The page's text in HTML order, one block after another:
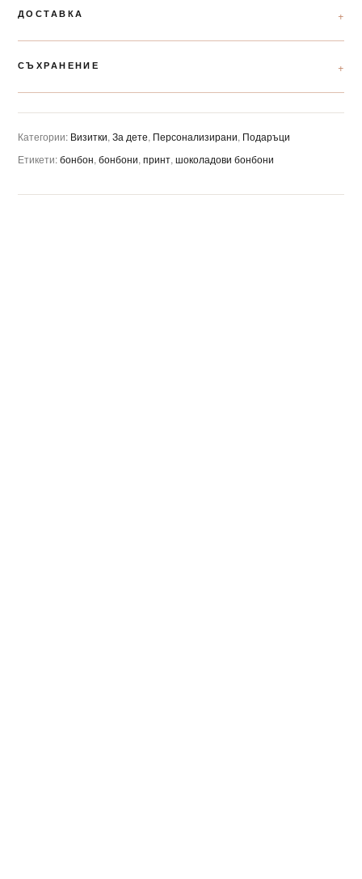
ДОСТАВКА
СЪХРАНЕНИЕ
Категории: Визитки, За дете, Персонализирани, Подаръци
Етикети:бонбон, бонбони, принт, шоколадови бонбони